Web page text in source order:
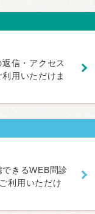
信・アクセス
利用いただけま
きるWEB問診
利用いただけ